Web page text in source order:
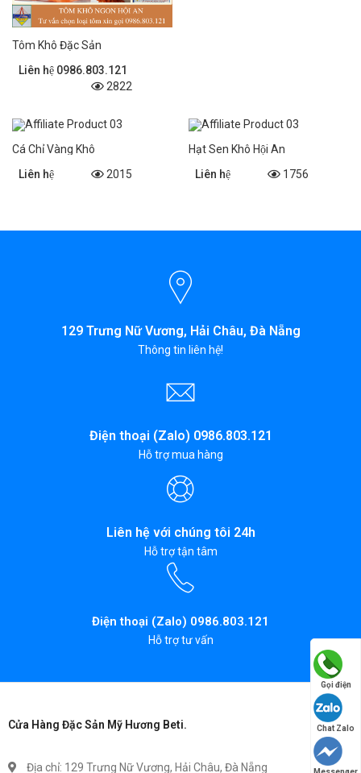
Tôm Khô Đặc Sản
Liên hệ 0986.803.121
2822
Cá Chỉ Vàng Khô
Liên hệ
2015
Hạt Sen Khô Hội An
Liên hệ
1756
129 Trưng Nữ Vương, Hải Châu, Đà Nẵng
Thông tin liên hệ!
Điện thoại (Zalo) 0986.803.121
Hỗ trợ mua hàng
Liên hệ với chúng tôi 24h
Hỗ trợ tận tâm
Điện thoại (Zalo) 0986.803.121
Hỗ trợ tư vấn
Cửa Hàng Đặc Sản Mỹ Hương Beti.
Địa chỉ: 129 Trưng Nữ Vương, Hải Châu, Đà Nẵng
Gọi điện
Chat Zalo